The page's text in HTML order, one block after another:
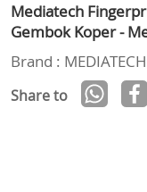
Mediatech
Gembok Koper -
Brand :
Share to